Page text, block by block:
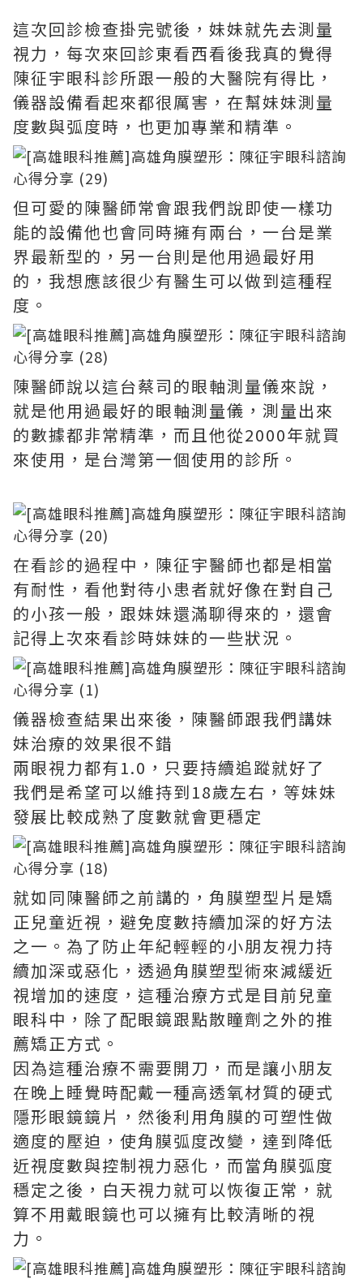
這次回診檢查掛完號後，妹妹就先去測量
視力，每次來回診東看西看後我真的覺得
陳征宇眼科診所跟一般的大醫院有得比，
儀器設備看起來都很厲害，在幫妹妹測量
度數與弧度時，也更加專業和精準。
但可愛的陳醫師常會跟我們說即使一樣功
能的設備他也會同時擁有兩台，一台是業
界最新型的，另一台則是他用過最好用
的，我想應該很少有醫生可以做到這種程
度。
陳醫師說以這台蔡司的眼軸測量儀來說，
就是他用過最好的眼軸測量儀，測量出來
的數據都非常精準，而且他從2000年就買
來使用，是台灣第一個使用的診所。
在看診的過程中，陳征宇醫師也都是相當
有耐性，看他對待小患者就好像在對自己
的小孩一般，跟妹妹還滿聊得來的，還會
記得上次來看診時妹妹的一些狀況。
儀器檢查結果出來後，陳醫師跟我們講妹
妹治療的效果很不錯
兩眼視力都有1.0，只要持續追蹤就好了
我們是希望可以維持到18歲左右，等妹妹
發展比較成熟了度數就會更穩定
就如同陳醫師之前講的，角膜塑型片是矯
正兒童近視，避免度數持續加深的好方法
之一。為了防止年紀輕輕的小朋友視力持
續加深或惡化，透過角膜塑型術來減緩近
視增加的速度，這種治療方式是目前兒童
眼科中，除了配眼鏡跟點散瞳劑之外的推
薦矯正方式。
因為這種治療不需要開刀，而是讓小朋友
在晚上睡覺時配戴一種高透氧材質的硬式
隱形眼鏡鏡片，然後利用角膜的可塑性做
適度的壓迫，使角膜弧度改變，達到降低
近視度數與控制視力惡化，而當角膜弧度
穩定之後，白天視力就可以恢復正常，就
算不用戴眼鏡也可以擁有比較清晰的視
力。